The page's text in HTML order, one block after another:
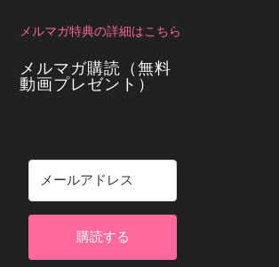
メルマガ特典の詳細はこちら
メルマガ購読（無料
動画プレゼント）
購読する